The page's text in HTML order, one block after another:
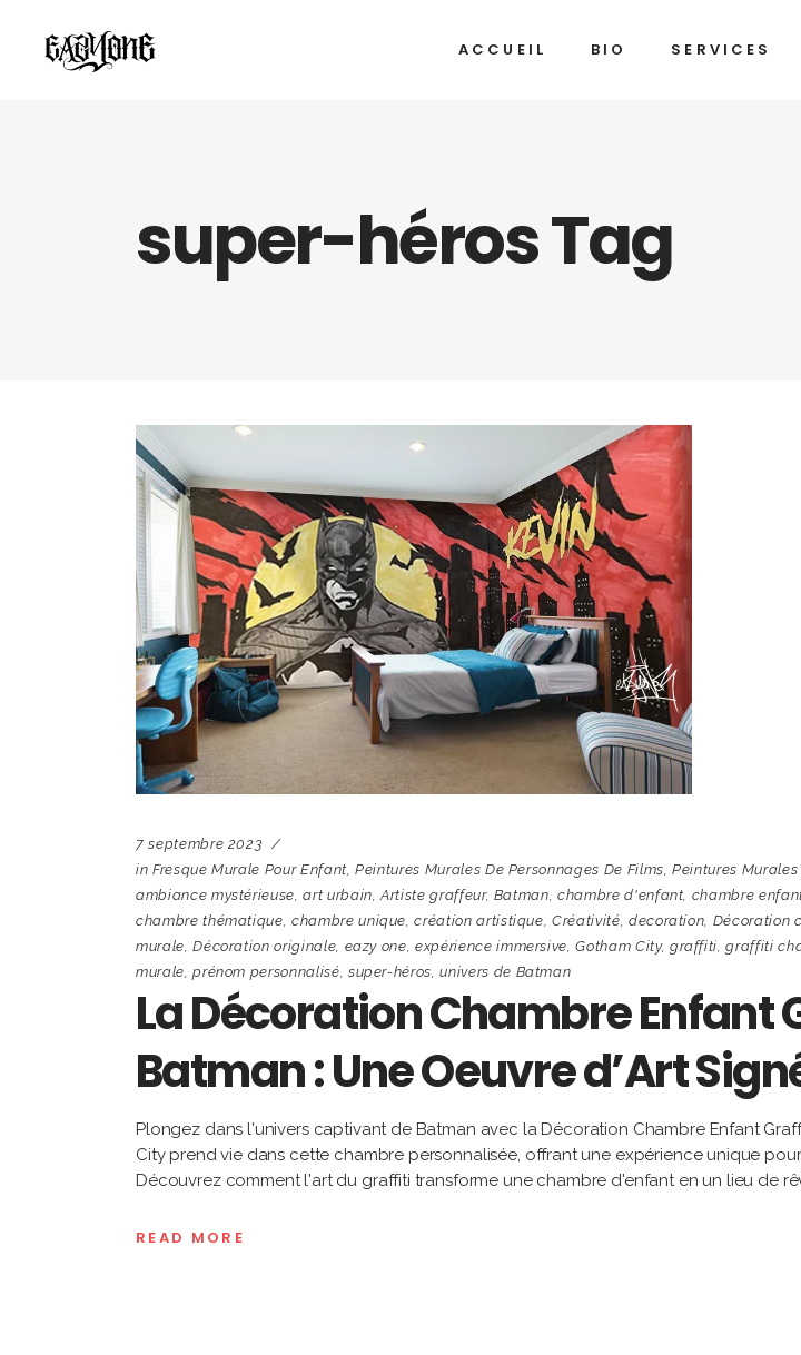
ACCUEIL BIO SERVICES
super-héros Tag
7 septembre 2023
in Fresque Murale Pour Enfant,Peintures Murales De Personnages De Films,Peintures
ambiance mystérieuse,art urbain,Artiste graffeur, Batman,chambre d'enfant, chambre
chambre thématique,chambre unique,création artistique,Créativité, decoration, Décoration
murale,Décoration originale, eazy one,expérience immersive,Gotham City, graffiti,graffiti
murale,prénom personnalisé, super-héros,univers de Batman
La Décoration Chambre Enfant
Batman : Une Oeuvre d’Art
Plongez dans l'univers captivant de Batman avec la Décoration Chambre Enfant
City prend vie dans cette chambre personnalisée, offrant une expérience unique
Découvrez comment l'art du graffiti transforme une chambre d'enfant en un lieu de
READ MORE